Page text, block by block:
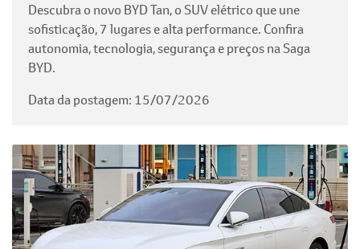
Descubra o novo BYD Tan, o SUV elétrico que une
sofisticação, 7 lugares e alta performance. Confira
autonomia, tecnologia, segurança e preços na Saga
BYD.
Data da postagem: 15/07/2026